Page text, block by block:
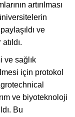
artırılması
ve
ve sağlık
için protokol
ve biyoteknoloji
Bu